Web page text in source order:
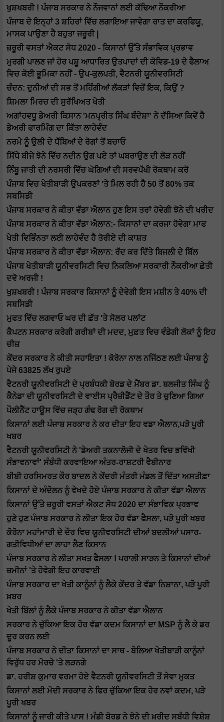
ਖੁਸ਼ਖਬਰੀ ! ਪੰਜਾਬ ਸਰਕਾਰ ਨੇ ਨੌਜਵਾਨਾਂ ਲਈ ਕੱਢਿਆ ਨੌਕਰੀਆ
ਪੰਜਾਬ ਦੇ ਇਨ੍ਹਾਂ 3 ਸ਼ਹਿਰਾਂ ਵਿੱਚ ਲਗਾਇਆ ਜਾਵੇਗਾ ਰਾਤ ਦਾ ਕਰਫਿਯੂ,
ਮਾਸਕ ਪਾਉਣਾ ਹੈ ਬਹੁਤਾ ਜਰੂਰੀ |
ਜ਼ਰੂਰੀ ਵਸਤਾਂ ਐਕਟ ਸੋਧ 2020 - ਕਿਸਾਨਾਂ ਉੱਤੇ ਸੰਭਾਵਿਕ ਪ੍ਰਭਾਵ
ਮੁਰਗੀ ਪਾਲਣ ਜਾਂ ਹੋਰ ਪਸ਼ੂ ਆਧਾਰਿਤ ਉਤਪਾਦਾਂ ਦੀ ਕੋਵਿਡ-19 ਦੇ ਫੈਲਾਅ
ਵਿਚ ਕੋਈ ਭੂਮਿਕਾ ਨਹੀਂ - ਉਪ-ਕੁਲਪਤੀ, ਵੈਟਨਰੀ ਯੂਨੀਵਰਸਿਟੀ
ਚੰਦਨ: ਦੁਨੀਆਂ ਦੀ ਸਭ ਤੋਂ ਮਹਿੰਗੀਆਂ ਲੱਕੜਾਂ ਵਿਚੋਂ ਇਕ, ਕਿਉਂ ?
ਸ਼ਿਮਲਾ ਮਿਰਚ ਦੀ ਸੁਰੱਖਿਅਤ ਖੇਤੀ
ਅਗਾਂਹਵਧੂ ਡੇਅਰੀ ਕਿਸਾਨ 'ਮਨਪ੍ਰੀਤ ਸਿੰਘ ਬੰਦੇਸ਼ਾ' ਨੇ ਦੱਸਿਆ ਕਿਵੇਂ ਹੈ
ਡੇਅਰੀ ਫਾਰਮਿੰਗ ਦਾ ਕਿੱਤਾ ਲਾਹੇਵੰਦ
ਨਰਮੇ ਨੂੰ ਉਲੀ ਦੇ ਧੱੱਬਿਆਂ ਦੇ ਰੋਗਾਂ ਤੋਂ ਬਚਾਓ
ਸਿੱਧੇ ਬੀਜੇ ਝੋਨੇ ਵਿੱਚ ਨਦੀਨ ਉਗ ਪਏ ਤਾਂ ਘਬਰਾਉਣ ਦੀ ਲੋੜ ਨਹੀਂ
ਨਿੰਬੂ ਜਾਤੀ ਦੀ ਨਰਸਰੀ ਵਿੱਚ ਘੋਗਿਆਂ ਦੀ ਸਰਵਪੱਖੀ ਰੋਕਥਾਮ ਕਰੋ
ਪੰਜਾਬ ਵਿਚ ਖੇਤੀਬਾੜੀ ਉਪਕਰਣਾਂ 'ਤੇ ਮਿਲ ਰਹੀ ਹੈ 50 ਤੋਂ 80% ਤਕ
ਸਬਸਿਡੀ
ਪੰਜਾਬ ਸਰਕਾਰ ਨੇ ਕੀਤਾ ਵੱਡਾ ਐਲਾਨ ਹੁਣ ਇਸ ਤਰਾਂ ਹੋਵੇਗੀ ਝੋਨੇ ਦੀ ਖਰੀਦ
ਪੰਜਾਬ ਸਰਕਾਰ ਨੇ ਕੀਤਾ ਵੱਡਾ ਐਲਾਨ:- ਕਿਸਾਨਾਂ ਦਾ ਕਰਜਾ ਹੋਵੇਗਾ ਮਾਫ
ਖੇਤੀ ਵਿਭਿੰਨਤਾ ਲਈ ਲਾਹੇਵੰਦ ਹੈ ਤੋਰੀਏ ਦੀ ਕਾਸ਼ਤ
ਪੰਜਾਬ ਸਰਕਾਰ ਨੇ ਕੀਤਾ ਵੱਡਾ ਐਲਾਨ: ਰੱਦ ਕਰ ਦਿੱਤੇ ਬਿਜਲੀ ਦੇ ਬਿੱਲ
ਪੰਜਾਬ ਖੇਤੀਬਾੜੀ ਯੂਨੀਵਰਸਿਟੀ ਵਿਚ ਨਿਕਲਿਆ ਸਰਕਾਰੀ ਨੌਕਰੀਆ ਛੇਤੀ
ਦਵੋ ਅਰਜੀ !
ਖੁਸ਼ਖਬਰੀ ! ਪੰਜਾਬ ਸਰਕਾਰ ਕਿਸਾਨਾਂ ਨੂੰ ਦੇਵੇਗੀ ਇਸ ਮਸ਼ੀਨ ਤੇ 40% ਦੀ
ਸਬਸਿਡੀ
ਮੁਫਤ ਵਿੱਚ ਲਗਵਾਓ ਘਰ ਦੀ ਛੱਤ 'ਤੇ ਸੋਲਰ ਪਲਾਂਟ
ਕੈਪਟਨ ਸਰਕਾਰ ਕਰੇਗੀ ਗਰੀਬਾਂ ਦੀ ਮਦਦ, ਮੁਫ਼ਤ ਵਿਚ ਵੰਡੇਗੀ ਲੋਕਾਂ ਨੂੰ ਇਹ
ਚੀਜ਼
ਕੇਂਦਰ ਸਰਕਾਰ ਨੇ ਕੀਤੀ ਸਹਾਇਤਾ ! ਕੋਰੋਨਾ ਨਾਲ ਨਜਿੱਠਣ ਲਈ ਪੰਜਾਬ ਨੂੰ
ਪੇਜੇ 63825 ਲੱਖ ਰੁਪਏ
ਵੈਟਨਰੀ ਯੂਨੀਵਰਸਿਟੀ ਦੇ ਪ੍ਰਬੰਧਕੀ ਬੋਰਡ ਦੇ ਮੈਂਬਰ ਡਾ. ਬਲਜੀਤ ਸਿੰਘ ਨੂੰ
ਕੈਨੇਡਾ ਦੀ ਯੂਨੀਵਰਸਿਟੀ ਦੇ ਵਾਈਸ ਪ੍ਰੈਜ਼ੀਡੈਂਟ ਦੇ ਤੌਰ ਤੇ ਚੁਣਿਆ ਗਿਆ
ਪੌਲੀਨੈੱਟ ਹਾਊਸ ਵਿੱਚ ਜੜ੍ਹ ਗੰਢ ਰੋਗ ਦੀ ਰੋਕਥਾਮ
ਕਿਸਾਨਾਂ ਲਈ ਪੰਜਾਬ ਸਰਕਾਰ ਨੇ ਕਰ ਦੀਤਾ ਇਹ ਵਡਾ ਐਲਾਨ,ਪੜੋ ਪੂਰੀ
ਖਬਰ
ਵੈਟਨਰੀ ਯੂਨੀਵਰਸਿਟੀ ਨੇ 'ਡੇਅਰੀ ਤਕਨਾਲੋਜੀ ਦੇ ਖੇਤਰ ਵਿਚ ਭਵਿੱਖੀ
ਸੰਭਾਵਨਾਵਾਂ' ਸੰਬੰਧੀ ਕਰਵਾਇਆ ਅੰਤਰ-ਰਾਸ਼ਟਰੀ ਵੈਬੀਨਾਰ
ਬੀਬੀ ਹਰਸਿਮਰਤ ਕੌਰ ਬਾਦਲ ਨੇ ਕੇਂਦਰੀ ਮੰਤਰੀ ਮੰਡਲ ਤੋਂ ਦਿੱਤਾ ਅਸਤੀਫ਼ਾ
ਕਿਸਾਨਾਂ ਦੇ ਅੰਦੋਲਨ ਨੂੰ ਵੇਖਦੇ ਹੋਏ ਪੰਜਾਬ ਸਰਕਾਰ ਨੇ ਕੀਤਾ ਵੱਡਾ ਐਲਾਨ
ਕਿਸਾਨਾਂ ਉੱਤੇ ਜ਼ਰੂਰੀ ਵਸਤਾਂ ਐਕਟ ਸੋਧ 2020 ਦਾ ਸੰਭਾਵਿਕ ਪ੍ਰਭਾਵ
ਹੁਣੇ ਹੁਣ ਪੰਜਾਬ ਸਰਕਾਰ ਨੇ ਲੀਤਾ ਇਕ ਹੋਰ ਵੱਡਾ ਫੈਸਲਾ, ਪੜੋ ਪੂਰੀ ਖਬਰ
ਕੋਰੋਨਾ ਮਹਾਂਮਾਰੀ ਦੇ ਦੌਰ ਵਿਚ ਯੂਨੀਵਰਸਿਟੀ ਦੀਆਂ ਬਦਲੀਆਂ ਪਸਾਰ-
ਗਤੀਵਿਧੀਆਂ ਦਾ ਲਾਹਾ ਲੈਣ ਕਿਸਾਨ
ਪੰਜਾਬ ਸਰਕਾਰ ਨੇ ਲੀਤਾ ਸਖਤ ਫੈਸਲਾ ! ਪਰਾਲੀ ਸਾੜਨ ਤੇ ਕਿਸਾਨਾਂ ਦੀਆਂ
ਜ਼ਮੀਨਾਂ 'ਤੇ ਹੋਵੇਗੀ ਇਹ ਕਾਰਵਾਈ
ਪੰਜਾਬ ਸਰਕਾਰ ਦਾ ਖੇਤੀ ਕਾਨੂੰਨਾਂ ਨੂੰ ਲੈਕੇ ਕੇਂਦਰ ਤੇ ਵੱਡਾ ਨਿਸ਼ਾਨਾ, ਪੜੋ ਪੂਰੀ
ਖ਼ਬਰ
ਖੇਤੀ ਬਿੱਲਾਂ ਨੂੰ ਲੈਕੇ ਪੰਜਾਬ ਸਰਕਾਰ ਨੇ ਕੀਤਾ ਵੱਡਾ ਐਲਾਨ
ਸਰਕਾਰ ਨੇ ਚੁੱਕਿਆ ਇਕ ਹੋਰ ਵੱਡਾ ਕਦਮ ਕਿਸਾਨਾਂ ਦਾ MSP ਨੂੰ ਲੈ ਕੇ ਡਰ
ਦੂਰ ਕਰਨ ਲਈ
ਪੰਜਾਬ ਸਰਕਾਰ ਨੇ ਦੀਤਾ ਕਿਸਾਨਾਂ ਦਾ ਸਾਥ - ਬੋਲਿਆ ਖੇਤੀਬਾੜੀ ਕਾਨੂੰਨਾਂ
ਵਿਰੁੱਧ ਹਰ ਮੋਰਚੇ 'ਤੇ ਲੜਨਗੇ
ਡਾ. ਹਰੀਸ਼ ਕੁਮਾਰ ਵਰਮਾ ਹੋਏ ਵੈਟਨਰੀ ਯੂਨੀਵਰਸਿਟੀ ਤੋਂ ਸੇਵਾ ਮੁਕਤ
ਕਿਸਾਨਾਂ ਲਈ ਮੋਦੀ ਸਰਕਾਰ ਨੇ ਫਿਰ ਚੁੱਕਿਆ ਇਕ ਹੋਰ ਨਵਾਂ ਕਦਮ, ਪੜੋ
ਪੂਰੀ ਖਬਰ
ਕਿਸਾਨਾਂ ਨੂੰ ਜਾਰੀ ਕੀਤੇ ਪਾਸ ! ਮੰਡੀ ਬੋਰਡ ਨੇ ਝੋਨੇ ਦੀ ਖ਼ਰੀਦ ਸਬੰਧੀ ਵਿਸ਼ੇਸ਼